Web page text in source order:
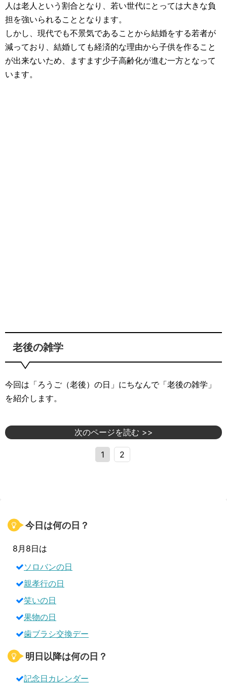
人は老人という割合となり、若い世代にとっては大きな負
担を強いられることとなります。
しかし、現代でも不景気であることから結婚をする若者が
減っており、結婚しても経済的な理由から子供を作ること
が出来ないため、ますます少子高齢化が進む一方となって
います。
老後の雑学
今回は「ろうご（老後）の日」にちなんで「老後の雑学」
を紹介します。
次のページを読む >>
1 2
今日は何の日？
8月8日は
ソロバンの日
親孝行の日
笑いの日
果物の日
歯ブラシ交換デー
明日以降は何の日？
記念日カレンダー